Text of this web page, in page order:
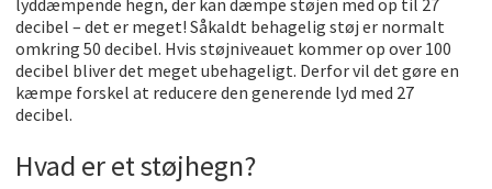
lyddæmpende hegn, der kan dæmpe støjen med op til 27
decibel – det er meget! Såkaldt behagelig støj er normalt
omkring 50 decibel. Hvis støjniveauet kommer op over 100
decibel bliver det meget ubehageligt. Derfor vil det gøre en
kæmpe forskel at reducere den generende lyd med 27
decibel.
Hvad er et støjhegn?